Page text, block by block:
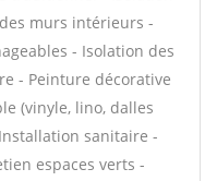
murs intérieurs -
- Isolation des
- Peinture décorative
(vinyle, lino, dalles
sanitaire -
espaces verts -